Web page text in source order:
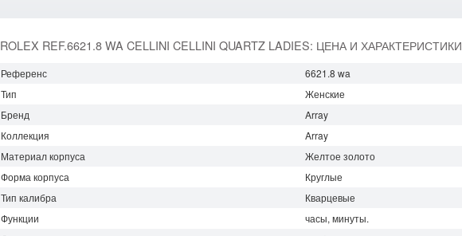
ROLEX REF.6621.8 WA CELLINI CELLINI QUARTZ LADIES: ЦЕНА И ХАРАКТЕРИСТИКИ
Референс
6621.8 wa
Тип
Женские
Бренд
Array
Коллекция
Array
Материал корпуса
Желтое золото
Форма корпуса
Круглые
Тип калибра
Кварцевые
Функции
часы, минуты.